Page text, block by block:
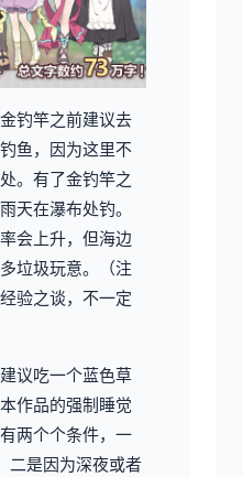
钓竿之前建议去
鱼，因为这里不
。有了金钓竿之
天在瀑布处钓。
会上升，但海边
垃圾玩意。（注
验之谈，不一定
议吃一个蓝色草
作品的强制睡觉
两个个条件，一
二是因为深夜或者